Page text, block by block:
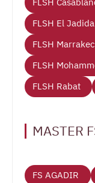
FLSH El Jadida
FLSH
FLSH
FLSH Rabat
MASTER
FS AGADIR